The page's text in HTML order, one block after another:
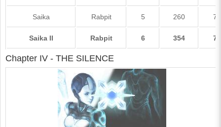
Saika Rabpit 5 260 7
Saika II Rabpit 6 354 7
Chapter IV - THE SILENCE